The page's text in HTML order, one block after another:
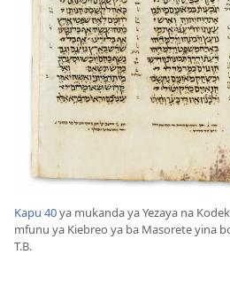
Kapu 40ya mukanda ya Yezaya na
mfunu ya Kiebreo ya ba Masorete yina
T.B.